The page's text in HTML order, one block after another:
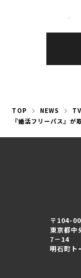
婚活パー
TOP NEWS
『婚活フリーパス』が
〒104-
東京都中
7－14
明石町ト